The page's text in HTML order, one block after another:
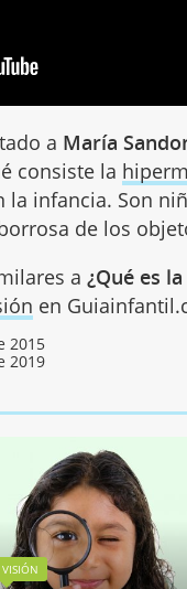
a María
consiste la
la infancia. Son
de los
a¿Qué es
en
2015
2019
VISIÓN